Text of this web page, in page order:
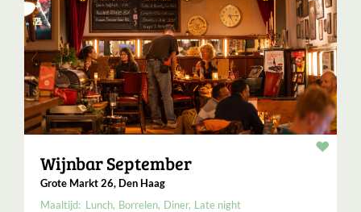
Wijnbar September
Grote Markt 26, Den Haag
Maaltijd: Lunch Borrelen Diner Late night